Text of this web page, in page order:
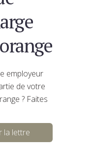
employeur
de votre
? Faites
la lettre